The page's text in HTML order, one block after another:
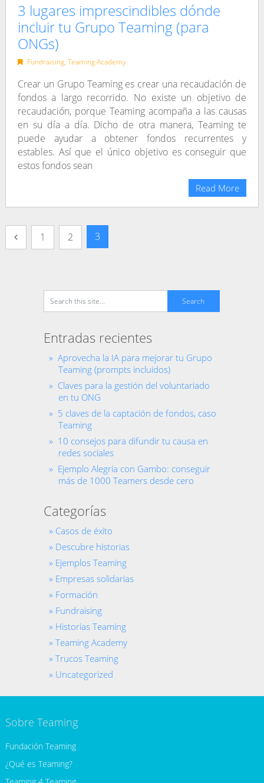
3 lugares imprescindibles dónde
incluir tu Grupo Teaming (para
ONGs)
Fundraising, Teaming Academy
Crear un Grupo Teaming es crear una recaudación de
fondos a largo recorrido. No existe un objetivo de
recaudación, porque Teaming acompaña a las causas
en su día a día. Dicho de otra manera, Teaming te
puede ayudar a obtener fondos recurrentes y
estables. Así que el único objetivo es conseguir que
estos fondos sean
Read More
Navegación
de
1 2 3
Entradas recientes
Aprovecha la IA para mejorar tu Grupo
Teaming (prompts incluidos)
Claves para la gestión del voluntariado
en tu ONG
5 claves de la captación de fondos, caso
Teaming
10 consejos para difundir tu causa en
redes sociales
Ejemplo Alegría con Gambo: conseguir
más de 1000 Teamers desde cero
Categorías
Casos de éxito
Descubre historias
Ejemplos Teaming
Empresas solidarias
Formación
Fundraising
Historias Teaming
Teaming Academy
Trucos Teaming
Uncategorized
Sobre Teaming
Fundación Teaming
¿Qué es Teaming?